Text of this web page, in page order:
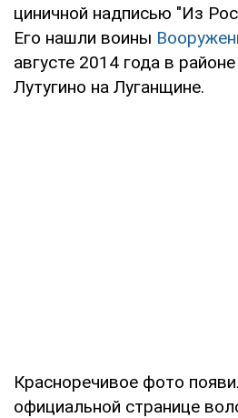
циничной надписью "Из
Его нашли воины
августе 2014 года в
Лутугино на Луганщине.
Красноречивое фото
официальной странице